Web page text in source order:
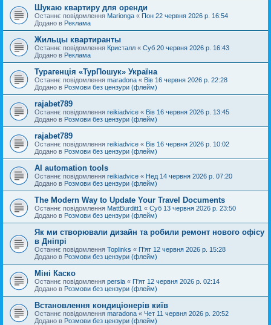
Шукаю квартиру для оренди
Останнє повідомлення Marionga « Пон 22 червня 2026 р. 16:54
Додано в Реклама
Жильцы квартиранты
Останнє повідомлення Кристалл « Суб 20 червня 2026 р. 16:43
Додано в Реклама
Турагенція «ТурПошук» Україна
Останнє повідомлення maradona « Вів 16 червня 2026 р. 22:28
Додано в Розмови без цензури (флейм)
rajabet789
Останнє повідомлення reikiadvice « Вів 16 червня 2026 р. 13:45
Додано в Розмови без цензури (флейм)
rajabet789
Останнє повідомлення reikiadvice « Вів 16 червня 2026 р. 10:02
Додано в Розмови без цензури (флейм)
AI automation tools
Останнє повідомлення reikiadvice « Нед 14 червня 2026 р. 07:20
Додано в Розмови без цензури (флейм)
The Modern Way to Update Your Travel Documents
Останнє повідомлення MattBurditt1 « Суб 13 червня 2026 р. 23:50
Додано в Розмови без цензури (флейм)
Як ми створювали дизайн та робили ремонт нового офісу
в Дніпрі
Останнє повідомлення Toplinks « П'ят 12 червня 2026 р. 15:28
Додано в Розмови без цензури (флейм)
Міні Каско
Останнє повідомлення persia « П'ят 12 червня 2026 р. 02:14
Додано в Розмови без цензури (флейм)
Встановлення кондиціонерів київ
Останнє повідомлення maradona « Чет 11 червня 2026 р. 20:52
Додано в Розмови без цензури (флейм)